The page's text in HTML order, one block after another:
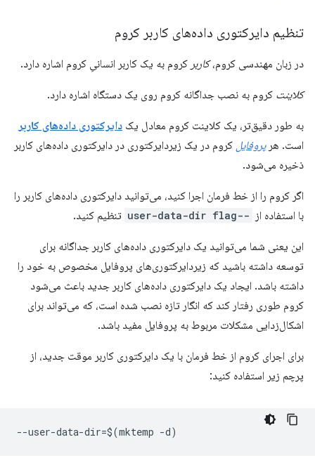
تنظیم دایرکتوری داده‌های کاربر کروم
در زبان مهندسی کروم،کاربر کروم به یک کاربر انسانیِ کروم اشاره دارد.
کلاینت کروم به نصب جداگانه کروم روی یک دستگاه اشاره دارد.
به طور دقیق‌تر، یک کلاینت کروم معادل یک دایرکتوری داده‌های کاربر
است. هرپروفایل کروم در یک زیردایرکتوری در دایرکتوری داده‌های کاربر
ذخیره می‌شود.
اگر کروم را از خط فرمان اجرا کنید، می‌توانید دایرکتوری داده‌های کاربر را
با استفاده از --user-data-dir flag تنظیم کنید.
این یعنی شما می‌توانید یک دایرکتوری داده‌های کاربر جداگانه برای
توسعه داشته باشید که زیردایرکتوری‌های پروفایل مخصوص به خود را
داشته باشد. ایجاد یک دایرکتوری داده‌های کاربر جدید باعث می‌شود
کروم طوری رفتار کند که انگار تازه نصب شده است، که می‌تواند برای
اشکال‌زدایی مشکلات مربوط به پروفایل مفید باشد.
برای اجرای کروم از خط فرمان با یک دایرکتوری کاربر موقت جدید، از
پرچم زیر استفاده کنید: